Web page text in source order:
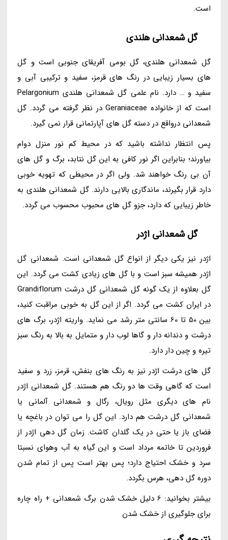
است.
گل شمعدانی هلندی
گل شمعدانی هلندی، گل بومی آفریقای جنوبی است و گل
های بسیار زیبایی در رنگ های قرمز، سفید و ترکیبی آبی و
سفید و … دارد. نام علمی گل شمعدانی هلندی Pelargonium
است که از خانواده Geraniaceae در نظر گرفته می گردد. گل
شمعدانی درواقع در دسته گل های آپارتمانی قرار نمی گیرد.
پس انتظار نداشته باشید که در محیط کم نور منزل دوام
بیاورند؛ بنابراین اگر نور کافی به این گل نتابد، برگ و گل های
آن بی رنگ خواهند شد. ولی اگر در محیطی که تهویه خوبی
دارد قرار بگیرند، ماندگاری بالایی دارند. گل شمعدانی هلندی به
خاطر زیبایی که دارد، جزو گل های محبوب محسوب می گردد.
گل شمعدانی اژدر
اژدر نیز یکی دیگر از انواع گل شمعدانی است. شمعدانی گل
اژدر همیشه سبز است و با گل های زیادی کشت می گردد. این
گل بعلاوه از یک گونه گل شمعدانی گل درشت Grandiflorum
در ایران کشت می گردد. اگر از این گل به خوبی مراقبت کنید،
بین 50 تا 60 سانتی متر رشد می نماید. واریته اژدر، برگ های
درشت و دندانه دار و گاها لوب دار و متمایل به بالا به رنگ سبز
تیره و چین دار دارد.
گل های درشت اژدر نیز به رنگ های بنفش، قرمز، زرد و سفید
است که گاهی وقت ها دو رنگ هم هستند. گل شمعدانی اژدر
نام های دیگری مثل رویال، رگال و شمعدانی آلمانی یا
شمعدانی گل درشت هم دارد. این گل را می توان در باغچه یا
فضای باز یا حتی در یک گلدان کاشت. زمان گل دهی اژدر از
فروردین تا خاتمه مرداد است و این گیاه به آب وهوای نسبتا
سرد و خشک احتیاج دارد؛ پس بهتر است پس از تمام شدن
دوره گل دهی، هرس بگردد.
بیشتر بخوانید: 6 دلیل خشک شدن برگ شمعدانی + راه چاره
برای جلوگیری از خشک شدن